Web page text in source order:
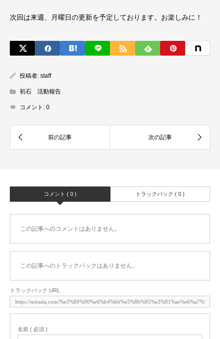
次回は来週、月曜日の更新を予定しております。お楽しみに！
投稿者: staff
初石 活動報告
コメント: 0
コメント ( 0 ) トラックバック ( 0 )
この記事へのコメントはありません。
この記事へのトラックバックはありません。
トラックバック URL
名前 ( 必須 )